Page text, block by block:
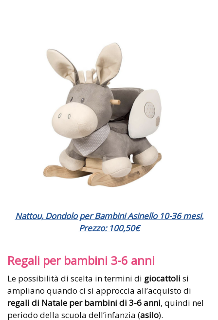
Nattou, Dondolo per Bambini Asinello 10-36 mesi.
Prezzo: 100,50€
Regali per bambini 3-6 anni
Le possibilità di scelta in termini di giocattoli si
ampliano quando ci si approccia all’acquisto di
regali di Natale per bambini di 3-6 anni, quindi nel
periodo della scuola dell’infanzia (asilo).